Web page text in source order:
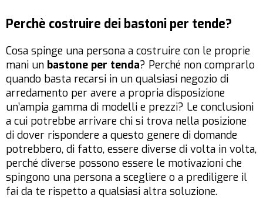
Perchè costruire dei bastoni per tende?
Cosa spinge una persona a costruire con le proprie
mani un bastone per tenda? Perché non comprarlo
quando basta recarsi in un qualsiasi negozio di
arredamento per avere a propria disposizione
un’ampia gamma di modelli e prezzi? Le conclusioni
a cui potrebbe arrivare chi si trova nella posizione
di dover rispondere a questo genere di domande
potrebbero, di fatto, essere diverse di volta in volta,
perché diverse possono essere le motivazioni che
spingono una persona a scegliere o a prediligere il
fai da te rispetto a qualsiasi altra soluzione.